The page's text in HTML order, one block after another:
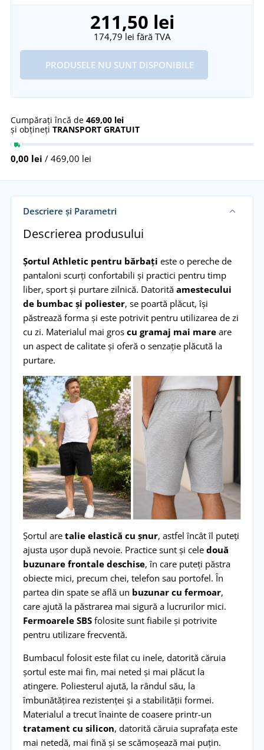
211,50 lei
174,79 lei fără TVA
PRODUSELE NU SUNT DISPONIBILE
Cumpărați încă de 469,00 lei
și obțineți TRANSPORT GRATUIT
0,00 lei / 469,00 lei
Descriere și Parametri
Descrierea produsului
Șortul Athletic pentru bărbați este o pereche de
pantaloni scurți confortabili și practici pentru timp
liber, sport și purtare zilnică. Datorită amestecului
de bumbac și poliester, se poartă plăcut, își
păstrează forma și este potrivit pentru utilizarea de zi
cu zi. Materialul mai gros cu gramaj mai mareare
un aspect de calitate și oferă o senzație plăcută la
purtare.
Șortul aretalie elastică cu șnur, astfel încât îl puteți
ajusta ușor după nevoie. Practice sunt și cele două
buzunare frontale deschise, în care puteți păstra
obiecte mici, precum chei, telefon sau portofel. În
partea din spate se află un buzunar cu fermoar,
care ajută la păstrarea mai sigură a lucrurilor mici.
Fermoarele SBSfolosite sunt fiabile și potrivite
pentru utilizare frecventă.
Bumbacul folosit este filat cu inele, datorită căruia
șortul este mai fin, mai neted și mai plăcut la
atingere. Poliesterul ajută, la rândul său, la
îmbunătățirea rezistenței și a stabilității formei.
Materialul a trecut înainte de coasere printr-un
tratament cu silicon, datorită căruia suprafața este
mai netedă, mai fină și se scămoșează mai puțin.